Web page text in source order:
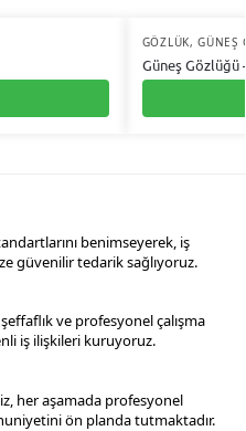
GÖZLÜK,GÜNEŞ
Güneş Gözlüğü
benimseyerek, iş
güvenilir tedarik sağlıyoruz.
ve profesyonel çalışma
iş ilişkileri kuruyoruz.
her aşamada profesyonel
ön planda tutmaktadır.